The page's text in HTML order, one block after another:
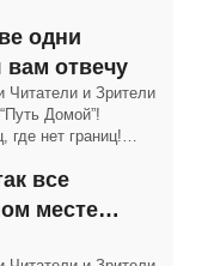
одни
отвечу
Читатели и Зрители
Домой”!
где нет границ!…
все
месте…